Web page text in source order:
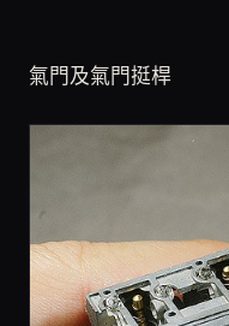
氣門及氣門挺桿